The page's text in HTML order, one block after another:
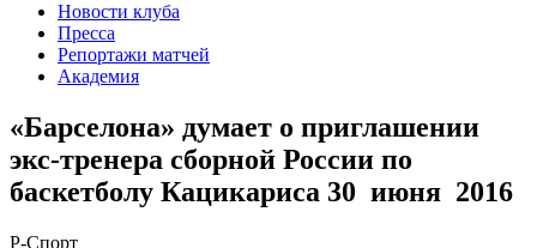
Новости клуба
Пресса
Репортажи матчей
Академия
«Барселона» думает о приглашении
экс-тренера сборной России по
баскетболу Кацикариса 30 июня 2016
Р-Спорт